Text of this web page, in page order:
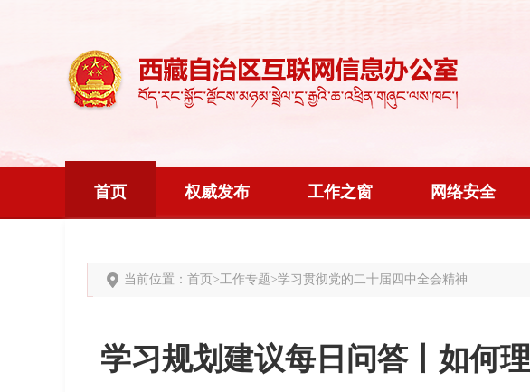
首页 权威发布 工作之窗 网络安全
当前位置： 首页 >工作专题>学习贯彻党的二十届四中全会精神
学习规划建议每日问答丨如何